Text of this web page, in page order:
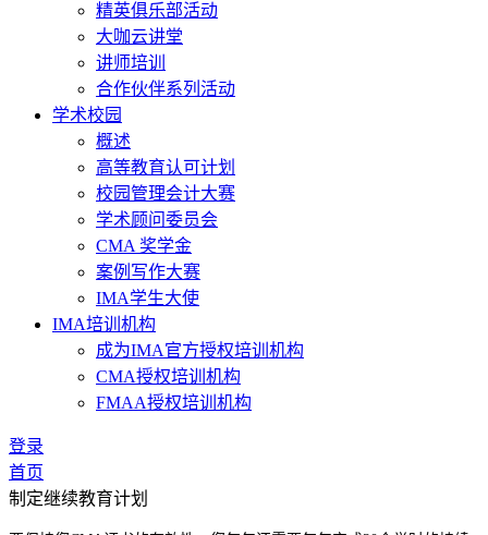
精英俱乐部活动
大咖云讲堂
讲师培训
合作伙伴系列活动
学术校园
概述
高等教育认可计划
校园管理会计大赛
学术顾问委员会
CMA 奖学金
案例写作大赛
IMA学生大使
IMA培训机构
成为IMA官方授权培训机构
CMA授权培训机构
FMAA授权培训机构
登录
首页
制定继续教育计划